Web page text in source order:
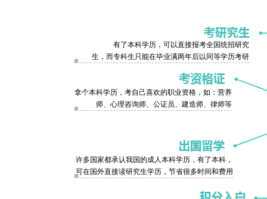
有了本科学历，可以直接报考全国统招研究
生，而专科生只能在毕业满两年后以同等学历考研
拿个本科学历，考自己喜欢的职业资格，如：营养
师、心理咨询师、公证员、建造师、律师等
许多国家都承认我国的成人本科学历，有了本科，
可在国外直接读研究生学历，节省很多时间和费用